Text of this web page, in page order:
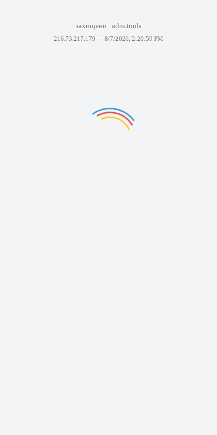
захищено adm.tools
216.73.217.179 — 8/7/2026, 2:20:59 PM